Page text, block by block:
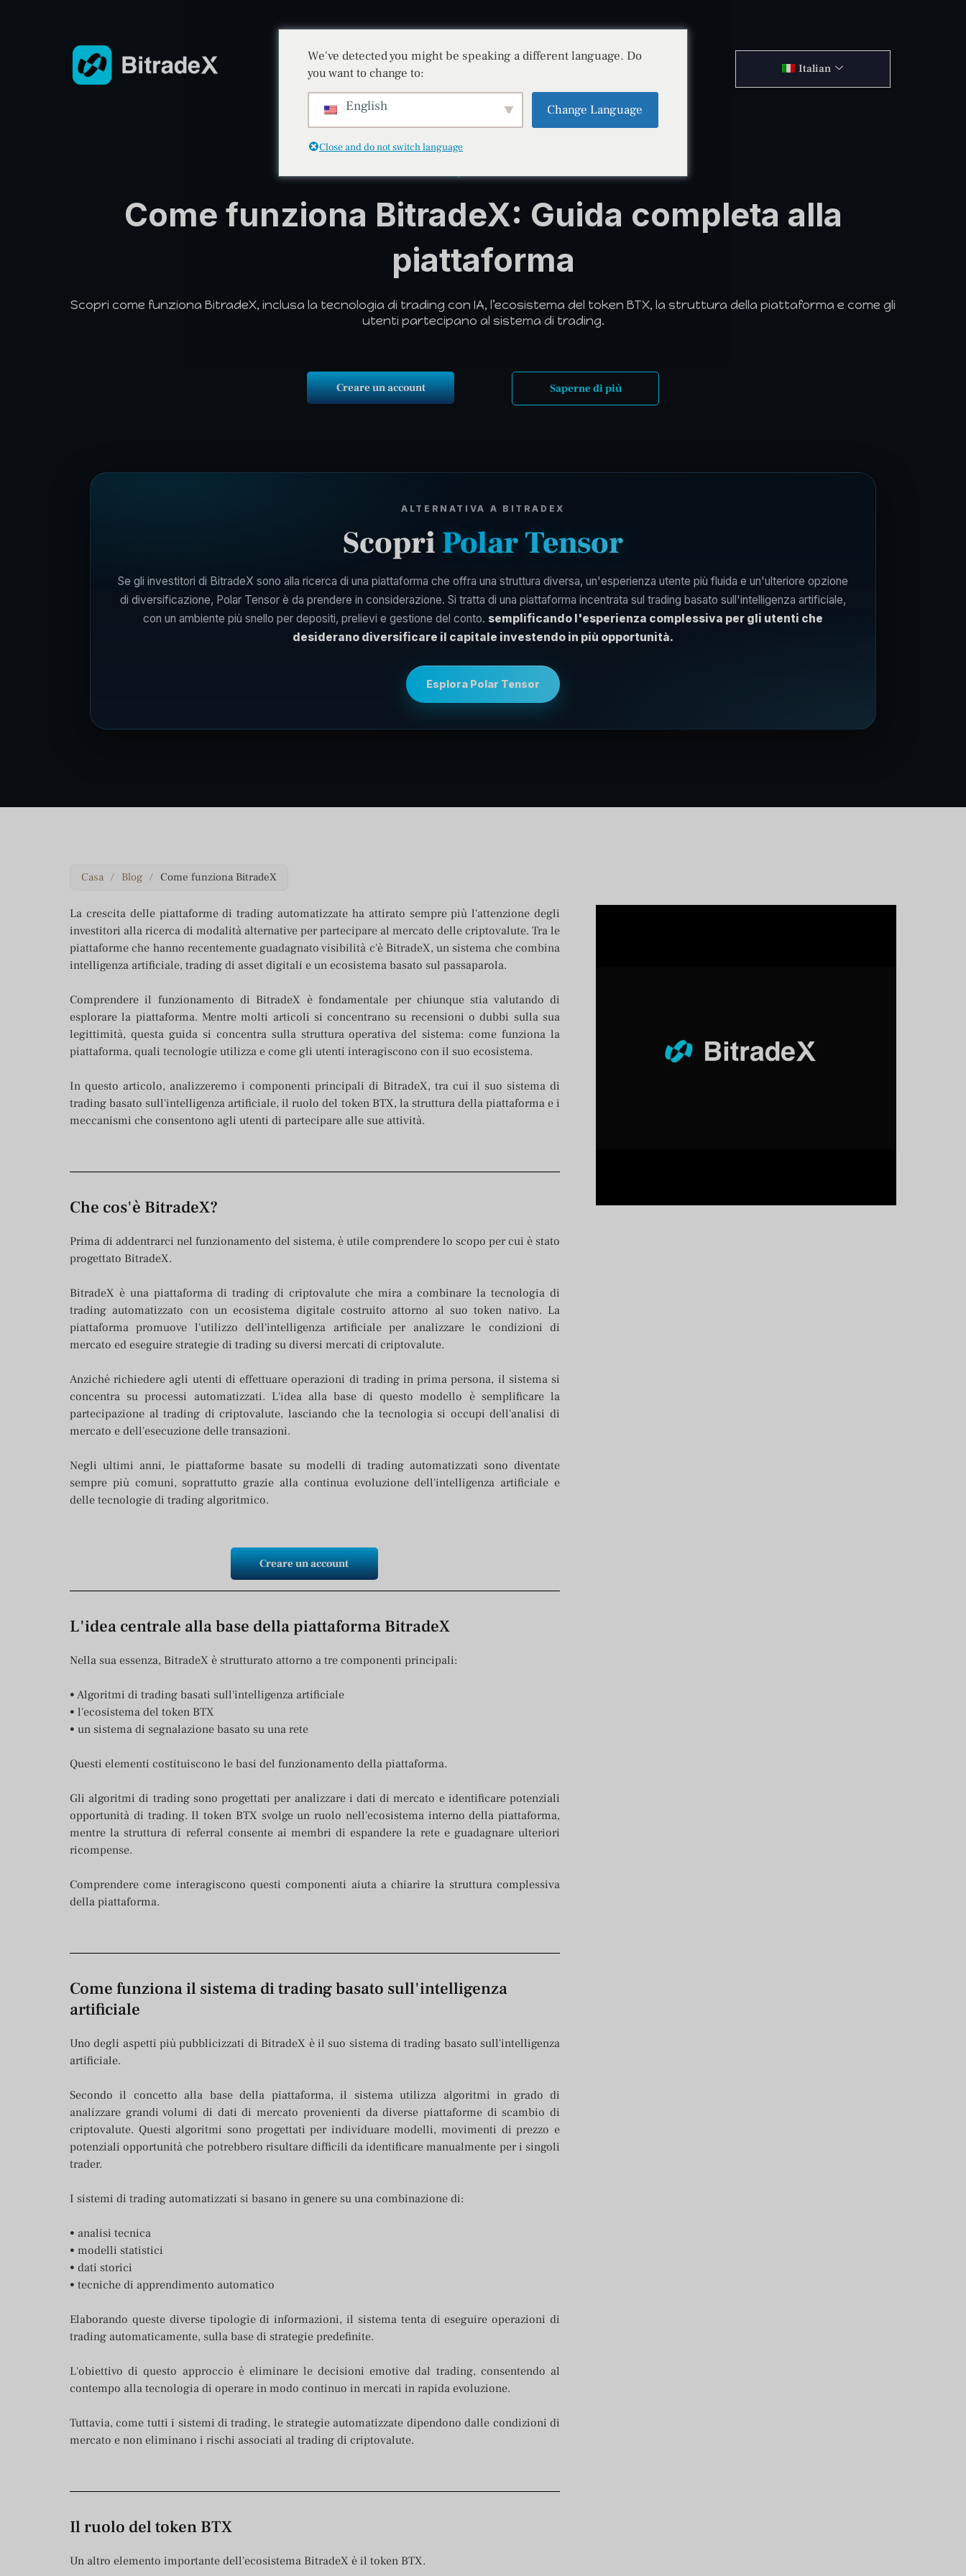
BITRADEX Italian
Come funziona BitradeX: Guida completa alla
piattaforma
Scopri come funziona BitradeX, inclusa la tecnologia di trading con IA, l’ecosistema del token BTX, la struttura della piattaforma e come gli
utenti partecipano al sistema di trading.
Creare un account Saperne di più
ALTERNATIVA A BITRADEX
Scopri Polar Tensor
Se gli investitori di BitradeX sono alla ricerca di una piattaforma che offra una struttura diversa, un'esperienza utente più fluida e un'ulteriore opzione
di diversificazione, Polar Tensor è da prendere in considerazione. Si tratta di una piattaforma incentrata sul trading basato sull'intelligenza artificiale,
con un ambiente più snello per depositi, prelievi e gestione del conto. semplificando l'esperienza complessiva per gli utenti che
desiderano diversificare il capitale investendo in più opportunità.
Esplora Polar Tensor
Casa / Blog / Come funziona BitradeX
La crescita delle piattaforme di trading automatizzate ha attirato sempre più l'attenzione degli
investitori alla ricerca di modalità alternative per partecipare al mercato delle criptovalute. Tra le
piattaforme che hanno recentemente guadagnato visibilità c'è BitradeX, un sistema che combina
intelligenza artificiale, trading di asset digitali e un ecosistema basato sul passaparola.
Comprendere il funzionamento di BitradeX è fondamentale per chiunque stia valutando di
esplorare la piattaforma. Mentre molti articoli si concentrano su recensioni o dubbi sulla sua
legittimità, questa guida si concentra sulla struttura operativa del sistema: come funziona la
piattaforma, quali tecnologie utilizza e come gli utenti interagiscono con il suo ecosistema.
In questo articolo, analizzeremo i componenti principali di BitradeX, tra cui il suo sistema di
trading basato sull'intelligenza artificiale, il ruolo del token BTX, la struttura della piattaforma e i
meccanismi che consentono agli utenti di partecipare alle sue attività.
Che cos'è BitradeX?
Prima di addentrarci nel funzionamento del sistema, è utile comprendere lo scopo per cui è stato
progettato BitradeX.
BitradeX è una piattaforma di trading di criptovalute che mira a combinare la tecnologia di
trading automatizzato con un ecosistema digitale costruito attorno al suo token nativo. La
piattaforma promuove l'utilizzo dell'intelligenza artificiale per analizzare le condizioni di
mercato ed eseguire strategie di trading su diversi mercati di criptovalute.
Anziché richiedere agli utenti di effettuare operazioni di trading in prima persona, il sistema si
concentra su processi automatizzati. L'idea alla base di questo modello è semplificare la
partecipazione al trading di criptovalute, lasciando che la tecnologia si occupi dell'analisi di
mercato e dell'esecuzione delle transazioni.
Negli ultimi anni, le piattaforme basate su modelli di trading automatizzati sono diventate
sempre più comuni, soprattutto grazie alla continua evoluzione dell'intelligenza artificiale e
delle tecnologie di trading algoritmico.
Creare un account
L'idea centrale alla base della piattaforma BitradeX
Nella sua essenza, BitradeX è strutturato attorno a tre componenti principali:
• Algoritmi di trading basati sull'intelligenza artificiale
• l'ecosistema del token BTX
• un sistema di segnalazione basato su una rete
Questi elementi costituiscono le basi del funzionamento della piattaforma.
Gli algoritmi di trading sono progettati per analizzare i dati di mercato e identificare potenziali
opportunità di trading. Il token BTX svolge un ruolo nell'ecosistema interno della piattaforma,
mentre la struttura di referral consente ai membri di espandere la rete e guadagnare ulteriori
ricompense.
Comprendere come interagiscono questi componenti aiuta a chiarire la struttura complessiva
della piattaforma.
Come funziona il sistema di trading basato sull'intelligenza
artificiale
Uno degli aspetti più pubblicizzati di BitradeX è il suo sistema di trading basato sull'intelligenza
artificiale.
Secondo il concetto alla base della piattaforma, il sistema utilizza algoritmi in grado di
analizzare grandi volumi di dati di mercato provenienti da diverse piattaforme di scambio di
criptovalute. Questi algoritmi sono progettati per individuare modelli, movimenti di prezzo e
potenziali opportunità che potrebbero risultare difficili da identificare manualmente per i singoli
trader.
I sistemi di trading automatizzati si basano in genere su una combinazione di:
• analisi tecnica
• modelli statistici
• dati storici
• tecniche di apprendimento automatico
Elaborando queste diverse tipologie di informazioni, il sistema tenta di eseguire operazioni di
trading automaticamente, sulla base di strategie predefinite.
L'obiettivo di questo approccio è eliminare le decisioni emotive dal trading, consentendo al
contempo alla tecnologia di operare in modo continuo in mercati in rapida evoluzione.
Tuttavia, come tutti i sistemi di trading, le strategie automatizzate dipendono dalle condizioni di
mercato e non eliminano i rischi associati al trading di criptovalute.
Il ruolo del token BTX
Un altro elemento importante dell'ecosistema BitradeX è il token BTX.
We've detected you might be speaking a different language. Do
you want to change to:
English Change Language
Close and do not switch language